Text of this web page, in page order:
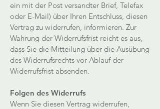
ein mit der Post versandter Brief, Telefax
oder E-Mail) über Ihren Entschluss, diesen
Vertrag zu widerrufen, informieren. Zur
Wahrung der Widerrufsfrist reicht es aus,
dass Sie die Mitteilung über die Ausübung
des Widerrufsrechts vor Ablauf der
Widerrufsfrist absenden.
Folgen des Widerrufs
Wenn Sie diesen Vertrag widerrufen,